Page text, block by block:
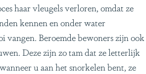
haar vleugels verloren, omdat ze
kennen en onder water
vangen. Beroemde bewoners zijn ook
Deze zijn zo tam dat ze letterlijk
u aan het snorkelen bent, ze